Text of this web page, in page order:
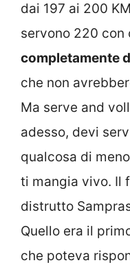
dai 197 ai 200
servono 220 con
completamente
che non
Ma serve and
adesso, devi
qualcosa di
ti mangia vivo. Il
distrutto
Quello era il
che poteva